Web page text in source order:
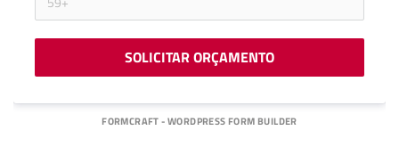
SOLICITAR ORÇAMENTO
FORMCRAFT - WORDPRESS FORM BUILDER